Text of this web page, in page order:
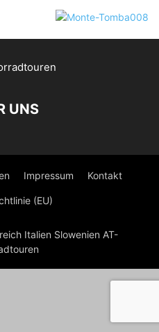
UNS
Impressum Kontakt
(EU)
Italien Slowenien AT-